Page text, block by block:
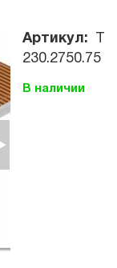
Артикул:
230.2750.75
В наличии